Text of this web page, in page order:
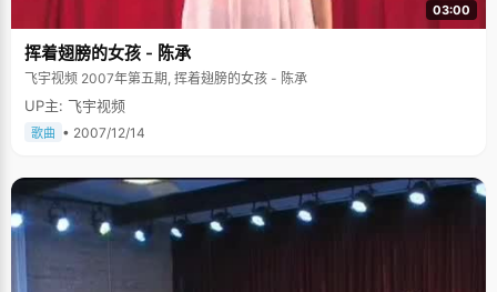
03:00
挥着翅膀的女孩 - 陈承
飞宇视频 2007年第五期, 挥着翅膀的女孩 - 陈承
UP主: 飞宇视频
歌曲 • 2007/12/14